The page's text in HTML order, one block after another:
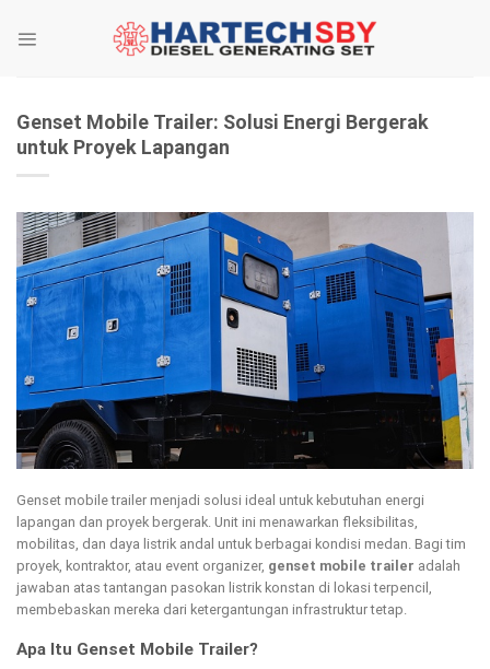
Genset Mobile Trailer: Solusi Energi Bergerak
untuk Proyek Lapangan
Genset mobile trailer menjadi solusi ideal untuk kebutuhan energi
lapangan dan proyek bergerak. Unit ini menawarkan fleksibilitas,
mobilitas, dan daya listrik andal untuk berbagai kondisi medan. Bagi tim
proyek, kontraktor, atau event organizer, genset mobile trailer adalah
jawaban atas tantangan pasokan listrik konstan di lokasi terpencil,
membebaskan mereka dari ketergantungan infrastruktur tetap.
Apa Itu Genset Mobile Trailer?